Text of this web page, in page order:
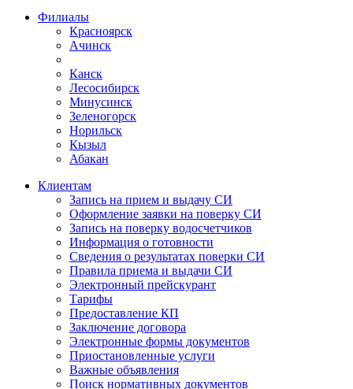
Филиалы
Красноярск
Ачинск
Канск
Лесосибирск
Минусинск
Зеленогорск
Норильск
Кызыл
Абакан
Клиентам
Запись на прием и выдачу СИ
Оформление заявки на поверку СИ
Запись на поверку водосчетчиков
Информация о готовности
Сведения о результатах поверки СИ
Правила приема и выдачи СИ
Электронный прейскурант
Тарифы
Предоставление КП
Заключение договора
Электронные формы документов
Приостановленные услуги
Важные объявления
Поиск нормативных документов